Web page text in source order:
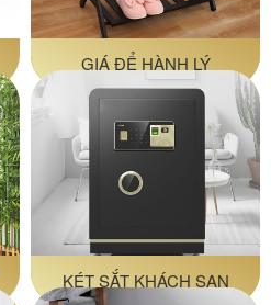
GIÁ ĐỂ HÀNH LÝ
KÉT SẮT KHÁCH SẠN